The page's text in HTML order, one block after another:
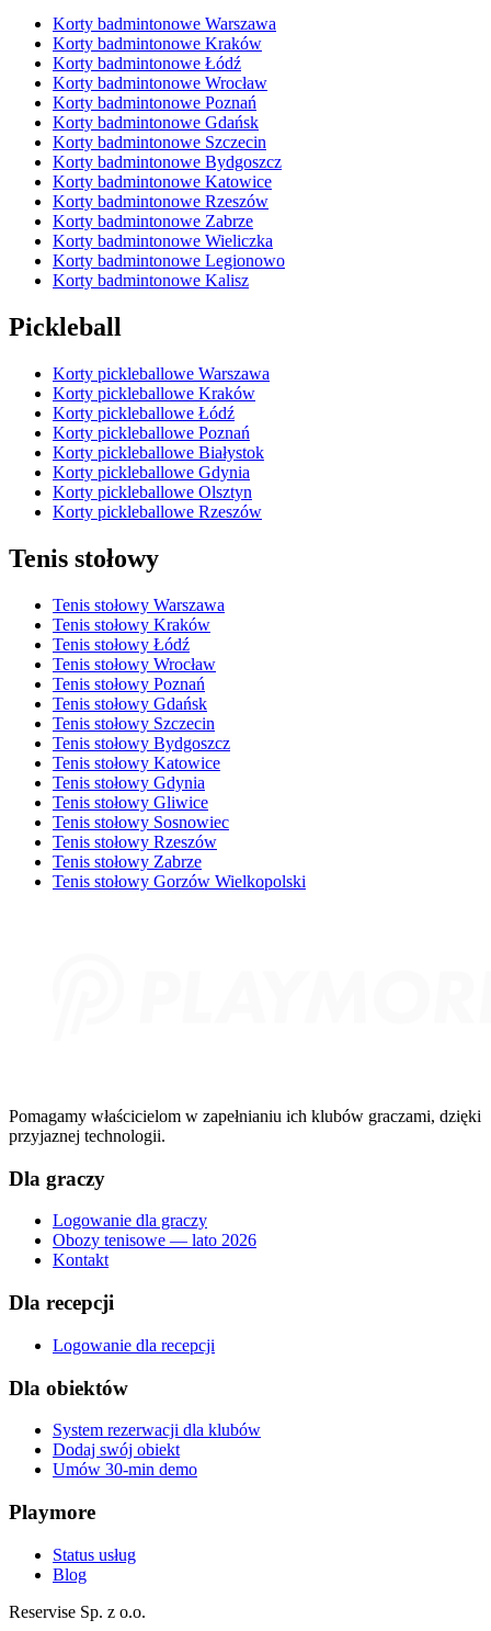
Korty badmintonowe Warszawa
Korty badmintonowe Kraków
Korty badmintonowe Łódź
Korty badmintonowe Wrocław
Korty badmintonowe Poznań
Korty badmintonowe Gdańsk
Korty badmintonowe Szczecin
Korty badmintonowe Bydgoszcz
Korty badmintonowe Katowice
Korty badmintonowe Rzeszów
Korty badmintonowe Zabrze
Korty badmintonowe Wieliczka
Korty badmintonowe Legionowo
Korty badmintonowe Kalisz
Pickleball
Korty pickleballowe Warszawa
Korty pickleballowe Kraków
Korty pickleballowe Łódź
Korty pickleballowe Poznań
Korty pickleballowe Białystok
Korty pickleballowe Gdynia
Korty pickleballowe Olsztyn
Korty pickleballowe Rzeszów
Tenis stołowy
Tenis stołowy Warszawa
Tenis stołowy Kraków
Tenis stołowy Łódź
Tenis stołowy Wrocław
Tenis stołowy Poznań
Tenis stołowy Gdańsk
Tenis stołowy Szczecin
Tenis stołowy Bydgoszcz
Tenis stołowy Katowice
Tenis stołowy Gdynia
Tenis stołowy Gliwice
Tenis stołowy Sosnowiec
Tenis stołowy Rzeszów
Tenis stołowy Zabrze
Tenis stołowy Gorzów Wielkopolski
Pomagamy właścicielom w zapełnianiu ich klubów graczami, dzięki
przyjaznej technologii.
Dla graczy
Logowanie dla graczy
Obozy tenisowe — lato 2026
Kontakt
Dla recepcji
Logowanie dla recepcji
Dla obiektów
System rezerwacji dla klubów
Dodaj swój obiekt
Umów 30-min demo
Playmore
Status usług
Blog
Reservise Sp. z o.o.